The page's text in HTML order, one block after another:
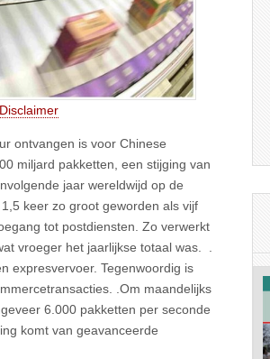
Disclaimer
ontvangen is voor Chinese
miljard pakketten, een stijging van
jaar wereldwijd op de
keer zo groot geworden als vijf
tot postdiensten. Zo verwerkt
vroeger het jaarlijkse totaal was. .
expresvervoer. Tegenwoordig is
.Om maandelijks
6.000 pakketten per seconde
komt van geavanceerde